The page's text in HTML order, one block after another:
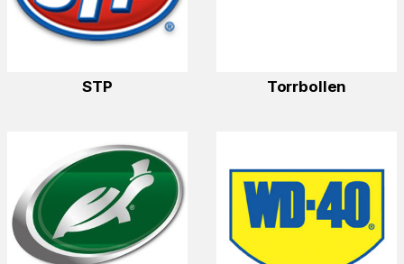
STP Torrbollen